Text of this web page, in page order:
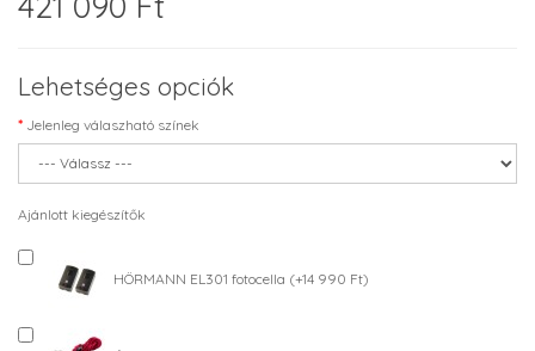
Lehetséges opciók
Jelenleg válaszható színek
Ajánlott kiegészítők
HÖRMANN EL301 fotocella (+14 990 Ft)